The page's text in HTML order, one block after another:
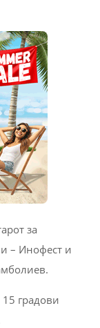
за
– Инофест и
градови